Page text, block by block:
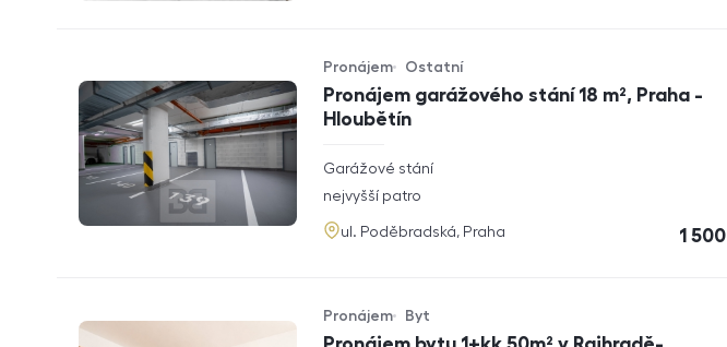
Pronájem garážového stání 18 m², Praha -
Hloubětín
Typ nabídky
Pronájem
Typ nemovitosti
Ostatní
rozměry
Garážové stání
funkce
nejvyšší patro
adresa
ul. Poděbradská, Praha cena
1 500
Typ nabídky
Pronájem
Typ nemovitosti
Byt